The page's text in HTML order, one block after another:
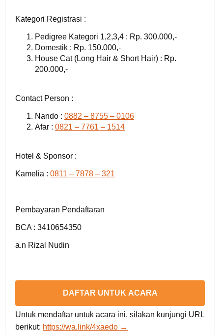
Kategori Registrasi :
Pedigree Kategori 1,2,3,4 : Rp. 300.000,-
Domestik : Rp. 150.000,-
House Cat (Long Hair & Short Hair) : Rp.
200.000,-
Contact Person :
Nando : 0882 – 8755 – 0106
Afar : 0821 – 7761 – 1514
Hotel & Sponsor :
Kamelia : 0811 – 7878 – 321
Pembayaran Pendaftaran
BCA : 3410654350
a.n Rizal Nudin
DAFTAR UNTUK ACARA
Untuk mendaftar untuk acara ini, silakan kunjungi URL
berikut: https://wa.link/4xaedo →